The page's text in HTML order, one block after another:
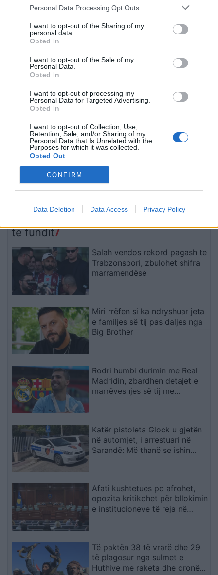
Personal Data Processing Opt Outs
I want to opt-out of the Sharing of my
personal data.
Opted In
I want to opt-out of the Sale of my
Personal Data.
Opted In
I want to opt-out of processing my
Personal Data for Targeted Advertising.
Opted In
I want to opt-out of Collection, Use,
Retention, Sale, and/or Sharing of my
Personal Data that Is Unrelated with the
Purposes for which it was collected.
Opted Out
CONFIRM
Data Deletion Data Access Privacy Policy
A e sjell Berisha opozitën
në pushtet? Shehi: Nëse
t’i shohim
20:24 / 22/03/2022
Shehi: I lumtur se nuk e
individët
schedule 22:08 / 14/02/2022
Shehi: Derbi, dhuratë për
22:51 / 23/12/2021 schedule 22:34 / 25/10/2021
të fundit
Salah vendos rekord pagash te
Trabzonspori, zbulohet shifra
marramendëse
Miri rrëfen si ka ndryshuar jeta
e familjes së tij pas daljes nga
Big Brother
Rodri humbi durimin me Real
Madridin, zbardhen detajet e
marrëveshjes së tij me
Katër pistoleta Glock u gjetën
në automjet, i arrestuari në
Sarandë: Më thanë se ishin
Afati kushtetues po afrohet,
opozita kritikohet për bllokimin
e institucioneve të reja në
Të paktën 38 të vrarë dhe 29
të plagosur nga sulmet e
Huthive me raketa dhe dronë